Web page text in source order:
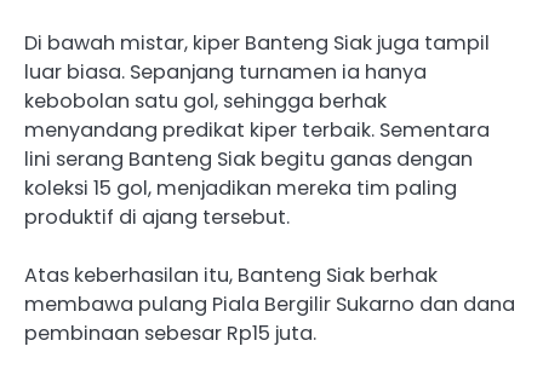
Di bawah mistar, kiper Banteng Siak juga tampil
luar biasa. Sepanjang turnamen ia hanya
kebobolan satu gol, sehingga berhak
menyandang predikat kiper terbaik. Sementara
lini serang Banteng Siak begitu ganas dengan
koleksi 15 gol, menjadikan mereka tim paling
produktif di ajang tersebut.
Atas keberhasilan itu, Banteng Siak berhak
membawa pulang Piala Bergilir Sukarno dan dana
pembinaan sebesar Rp15 juta.